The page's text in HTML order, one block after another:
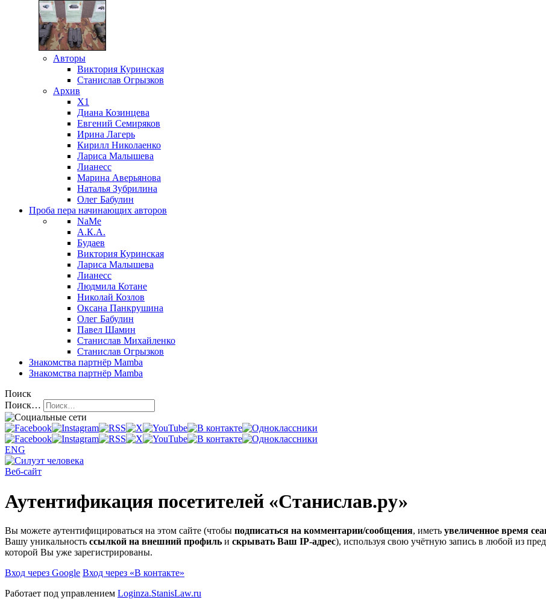
Авторы
Виктория Куринская
Станислав Огрызков
Архив
X1
Диана Козинцева
Евгений Семиряков
Ирина Лагерь
Кирилл Николаенко
Лариса Малышева
Лианесс
Марина Аверьянова
Наталья Зубрилина
Олег Бабулин
Проба пера начинающих авторов
NaMe
А.К.А.
Будаев
Виктория Куринская
Лариса Малышева
Лианесс
Людмила Котане
Николай Козлов
Оксана Панкрушина
Олег Бабулин
Павел Шамин
Станислав Михайленко
Станислав Огрызков
Знакомства партнёр Mamba
Знакомства партнёр Mamba
Поиск
Поиск…
ENG
Веб-сайт
Аутентификация посетителей «Станислав.ру»
Вы можете аутентифицироваться на этом сайте (чтобы подписаться на комментарии/сообщения, иметь увеличенное время
Вашу уникальность ссылкой на внешний профиль и скрывать Ваш IP-адрес), используя свою учётную запись в любой из
которой Вы уже зарегистрированы.
Вход через Google Вход через «В контакте»
Работает под управлением Loginza.StanisLaw.ru